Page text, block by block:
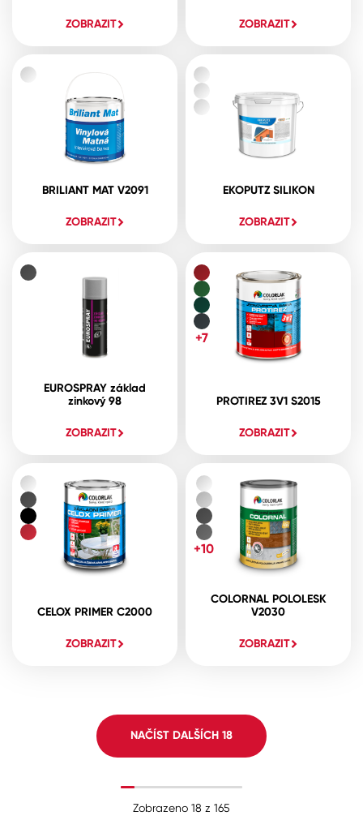
ZOBRAZIT ZOBRAZIT
BRILIANT MAT V2091
ZOBRAZIT
EKOPUTZ SILIKON
ZOBRAZIT
EUROSPRAY základ
zinkový 98
ZOBRAZIT
PROTIREZ 3V1 S2015
ZOBRAZIT
+7
CELOX PRIMER C2000
ZOBRAZIT
COLORNAL POLOLESK
V2030
ZOBRAZIT
+10
NAČÍST DALŠÍCH 18
Zobrazeno 18 z 165